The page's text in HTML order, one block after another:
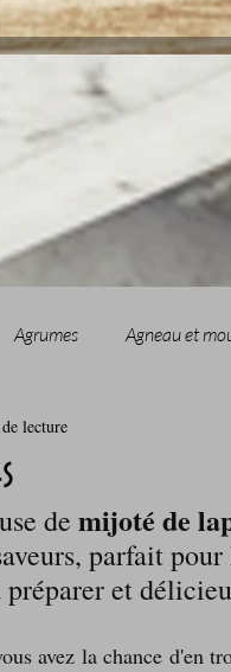
Agrumes Agneau et
c'est la rentrée !
Courges,
lecture
de mijoté de
parfait pour
et
avez la chance d'en